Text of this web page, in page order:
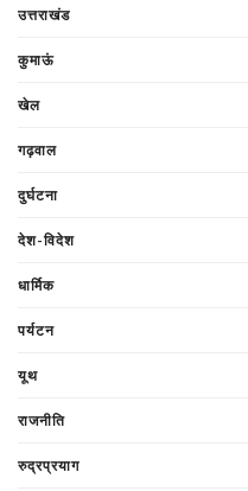
उत्तराखंड
कुमाऊं
खेल
गढ़वाल
दुर्घटना
देश-विदेश
धार्मिक
पर्यटन
यूथ
राजनीति
रुद्रप्रयाग